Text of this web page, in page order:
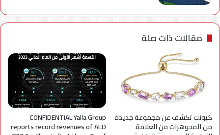
مقالات ذات صلة
كيونت تكشف عن مجموعة جديدة
من المجوهرات من العلامة
CONFIDENTIAL Yalla Group
reports record revenues of AED